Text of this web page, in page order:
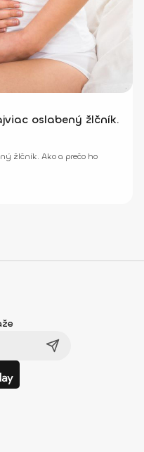
oslabený žlčník.
žlčník. Ako a prečo ho